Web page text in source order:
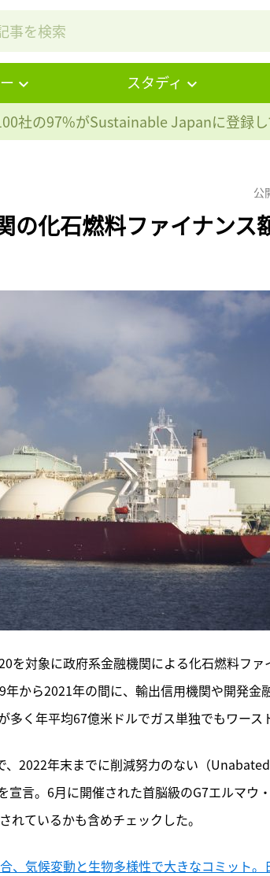
スタディ
社の97%がSustainable Japanに登録
公
の化石燃料ファイナンス
対象に政府系金融機関による化石燃料ファ
から2021年の間に、輸出信用機関や開発金
く年平均67億米ドルでガス単独でもワース
2022年末までに削減努力のない（
言。6月に開催された首脳級のG7エルマウ
れているかも含めチェックした。
、気候変動と生物多様性で大きなコミット